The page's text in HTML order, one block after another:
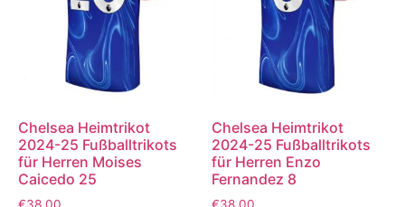
Chelsea Heimtrikot
2024-25 Fußballtrikots
für Herren Moises
Caicedo 25
Chelsea Heimtrikot
2024-25 Fußballtrikots
für Herren Enzo
Fernandez 8